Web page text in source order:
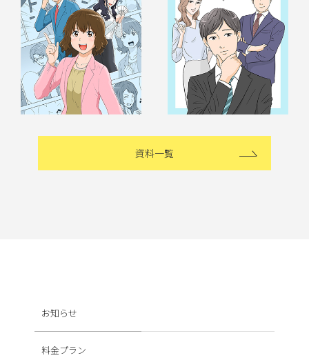
資料一覧
お知らせ
料金プラン